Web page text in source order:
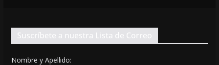
Suscríbete a nuestra Lista de Correo
Nombre y Apellido: